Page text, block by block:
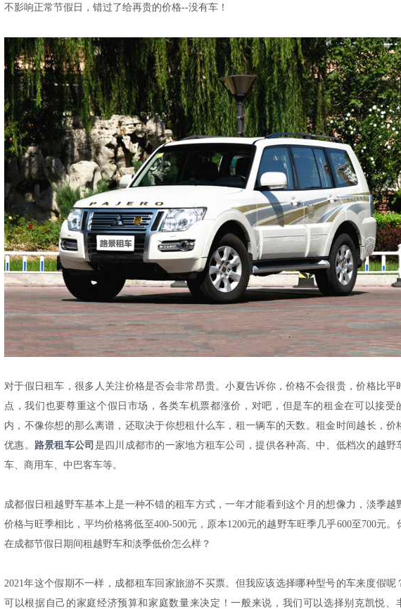
不影响正常节假日，错过了给再贵的价格--没有车！
对于假日租车，很多人关注价格是否会非常昂贵。小夏告诉你，价格不会很贵，价格比平
点，我们也要尊重这个假日市场，各类车机票都涨价，对吧，但是车的租金在可以接受
内，不像你想的那么离谱，还取决于你想租什么车，租一辆车的天数。租金时间越长，价
优惠。 路景租车公司 是四川成都市的一家地方租车公司，提供各种高、中、低档次的越野
车、商用车、中巴客车等。
成都假日租越野车基本上是一种不错的租车方式，一年才能看到这个月的想像力，淡季越
价格与旺季相比，平均价格将低至400-500元，原本1200元的越野车旺季几乎600至700元。
在成都节假日期间租越野车和淡季低价怎么样？
2021年这个假期不一样，成都租车回家旅游不买票。但我应该选择哪种型号的车来度假呢
可以根据自己的家庭经济预算和家庭数量来决定！一般来说，我们可以选择别克凯悦、